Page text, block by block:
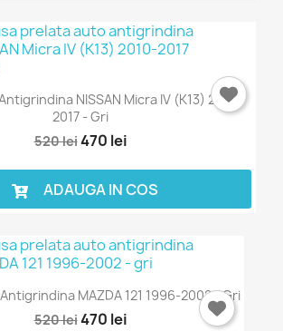
NISSAN Micra IV (K13) 2010-
2017 - Gri
520 lei470 lei
ADAUGA IN COS
MAZDA 121 1996-2002 - Gri
520 lei470 lei